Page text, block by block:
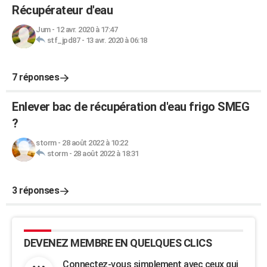
Récupérateur d'eau
Jum- 12 avr. 2020 à 17:47
stf_jpd87- 13 avr. 2020 à 06:18
7 réponses
Enlever bac de récupération d'eau frigo SMEG
?
storm- 28 août 2022 à 10:22
storm- 28 août 2022 à 18:31
3 réponses
DEVENEZ MEMBRE EN QUELQUES CLICS
Connectez-vous simplement avec ceux qui